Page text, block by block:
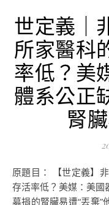
世定義｜
所家醫科
率低？美
體系公正
腎
原題目： 【世定義】非裔募捐新竹 東區健檢者的腎臟移植后
存活率低？美媒：美國
募捐的腎臟易遭“丟棄